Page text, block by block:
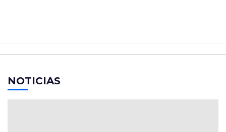
NOTICIAS